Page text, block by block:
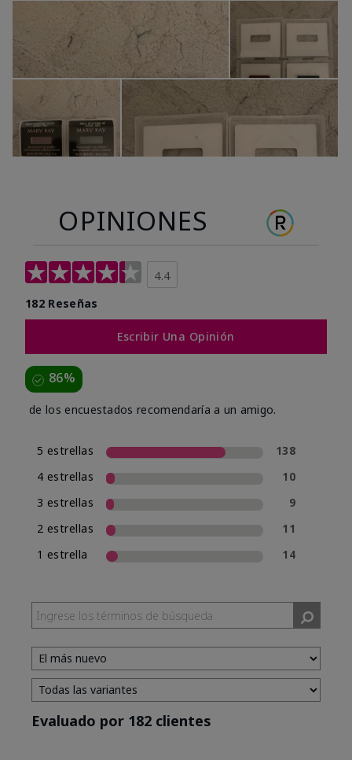
OPINIONES
4.4
182 Reseñas
Escribir Una Opinión
86%
de los encuestados recomendaría a un amigo.
5 estrellas
138
4 estrellas
10
3 estrellas
9
2 estrellas
11
1 estrella
14
Evaluado por 182 clientes